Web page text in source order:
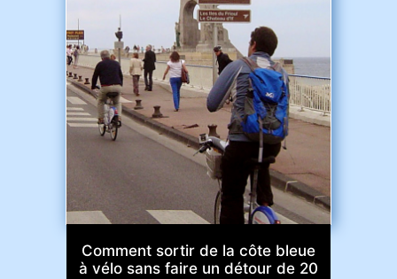
Comment sortir de la côte bleue
à vélo sans faire un détour de 20